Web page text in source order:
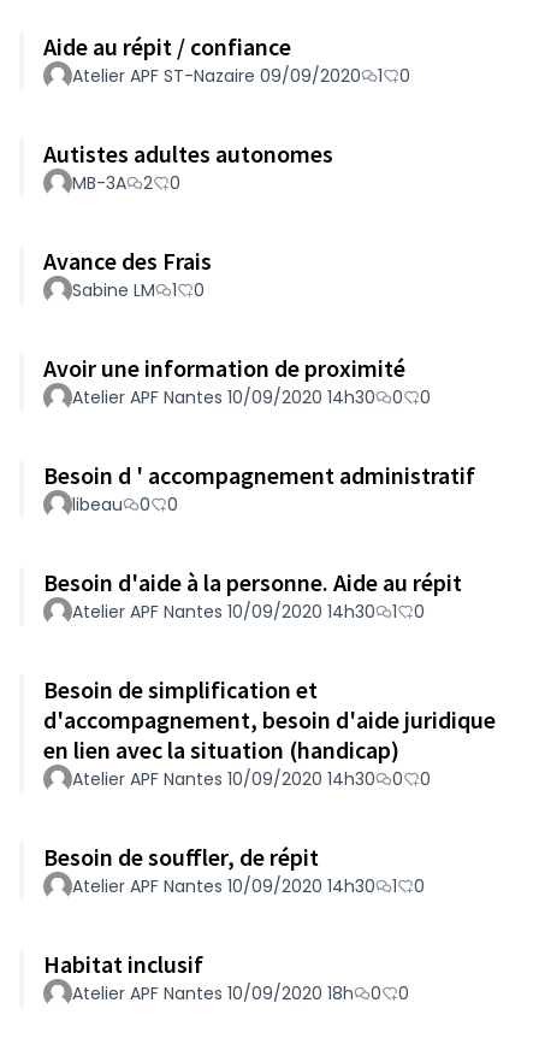
Aide au répit / confiance
Atelier APF ST-Nazaire 09/09/2020 1 0
Autistes adultes autonomes
MB-3A 2 0
Avance des Frais
Sabine LM 1 0
Avoir une information de proximité
Atelier APF Nantes 10/09/2020 14h30 0 0
Besoin d ' accompagnement administratif
libeau 0 0
Besoin d'aide à la personne. Aide au répit
Atelier APF Nantes 10/09/2020 14h30 1 0
Besoin de simplification et
d'accompagnement, besoin d'aide juridique
en lien avec la situation (handicap)
Atelier APF Nantes 10/09/2020 14h30 0 0
Besoin de souffler, de répit
Atelier APF Nantes 10/09/2020 14h30 1 0
Habitat inclusif
Atelier APF Nantes 10/09/2020 18h 0 0